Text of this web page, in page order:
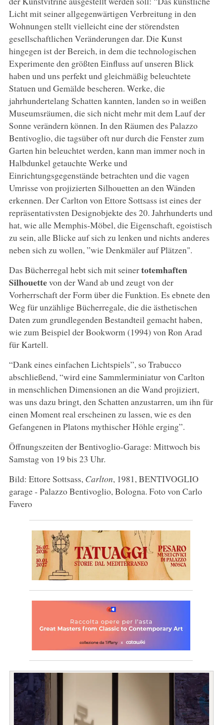
Licht mit seiner allgegenwärtigen Verbreitung in den
Wohnungen stellt vielleicht eine der störendsten
gesellschaftlichen Veränderungen dar. Die Kunst
hingegen ist der Bereich, in dem die technologischen
Experimente den größten Einfluss auf unseren Blick
haben und uns perfekt und gleichmäßig beleuchtete
Statuen und Gemälde bescheren. Werke, die
jahrhundertelang Schatten kannten, landen so in weißen
Museumsräumen, die sich nicht mehr mit dem Lauf der
Sonne verändern können. In den Räumen des Palazzo
Bentivoglio, die tagsüber oft nur durch die Fenster zum
Garten hin beleuchtet werden, kann man immer noch in
Halbdunkel getauchte Werke und
Einrichtungsgegenstände betrachten und die vagen
Umrisse von projizierten Silhouetten an den Wänden
erkennen. Der Carlton von Ettore Sottsass ist eines der
repräsentativsten Designobjekte des 20. Jahrhunderts und
hat, wie alle Memphis-Möbel, die Eigenschaft, egoistisch
zu sein, alle Blicke auf sich zu lenken und nichts anderes
neben sich zu wollen, ”wie Denkmäler auf Plätzen".
Das Bücherregal hebt sich mit seinertotemhaften
Silhouettevon der Wand ab und zeugt von der
Vorherrschaft der Form über die Funktion. Es ebnete den
Weg für unzählige Bücherregale, die die ästhetischen
Daten zum grundlegenden Bestandteil gemacht haben,
wie zum Beispiel der Bookworm (1994) von Ron Arad
für Kartell.
“Dank eines einfachen Lichtspiels”, so Trabucco
abschließend, “wird eine Sammlerminiatur von Carlton
in menschlichen Dimensionen an die Wand projiziert,
was uns dazu bringt, den Schatten anzustarren, um ihn für
einen Moment real erscheinen zu lassen, wie es den
Gefangenen in Platons mythischer Höhle erging”.
Öffnungszeiten der Bentivoglio-Garage: Mittwoch bis
Samstag von 19 bis 23 Uhr.
Bild: Ettore Sottsass, Carlton, 1981, BENTIVOGLIO
garage - Palazzo Bentivoglio, Bologna. Foto von Carlo
Favero